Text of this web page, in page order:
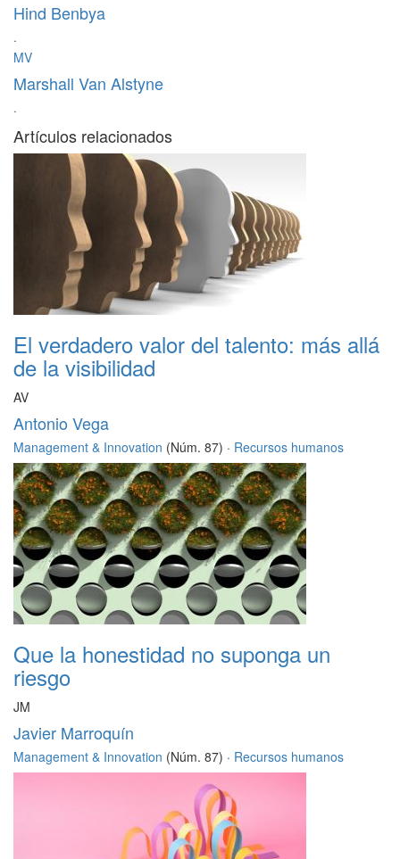
Hind Benbya
·
MV
Marshall Van Alstyne
·
Artículos relacionados
El verdadero valor del talento: más allá
de la visibilidad
AV
Antonio Vega
Management & Innovation (Núm. 87) · Recursos humanos
Que la honestidad no suponga un
riesgo
JM
Javier Marroquín
Management & Innovation (Núm. 87) · Recursos humanos